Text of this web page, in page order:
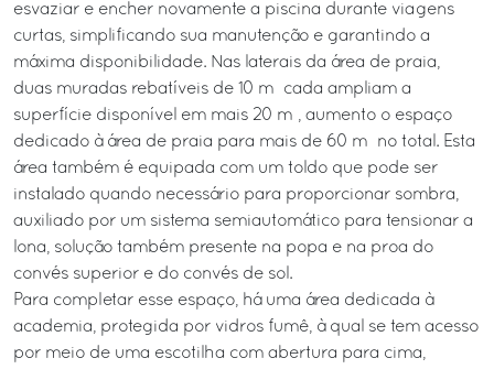
esvaziar e encher novamente a piscina durante viagens
curtas, simplificando sua manutenção e garantindo a
máxima disponibilidade. Nas laterais da área de praia,
duas muradas rebatíveis de 10 m² cada ampliam a
superfície disponível em mais 20 m², aumento o espaço
dedicado à área de praia para mais de 60 m² no total. Esta
área também é equipada com um toldo que pode ser
instalado quando necessário para proporcionar sombra,
auxiliado por um sistema semiautomático para tensionar a
lona, solução também presente na popa e na proa do
convés superior e do convés de sol.
Para completar esse espaço, há uma área dedicada à
academia, protegida por vidros fumê, à qual se tem acesso
por meio de uma escotilha com abertura para cima,